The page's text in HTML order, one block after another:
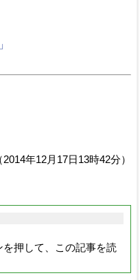
2014年12月17日13時42分）
押して、この記事を読